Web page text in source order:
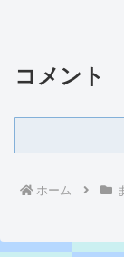
コメント
ホーム